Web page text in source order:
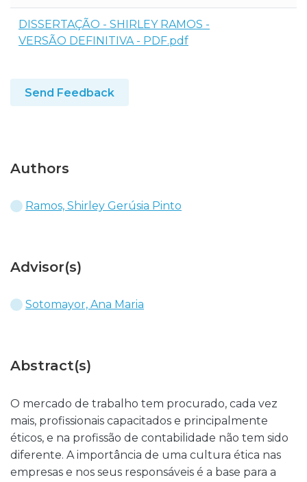
DISSERTAÇÃO - SHIRLEY RAMOS -
VERSÃO DEFINITIVA - PDF.pdf
Send Feedback
Authors
Ramos, Shirley Gerúsia Pinto
Advisor(s)
Sotomayor, Ana Maria
Abstract(s)
O mercado de trabalho tem procurado, cada vez
mais, profissionais capacitados e principalmente
éticos, e na profissão de contabilidade não tem sido
diferente. A importância de uma cultura ética nas
empresas e nos seus responsáveis é a base para a